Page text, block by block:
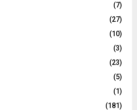
(7)
(27)
(10)
(3)
(23)
(5)
(1)
(181)